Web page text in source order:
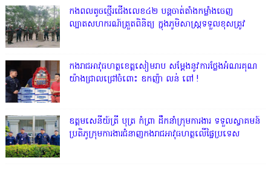
កងពលតូចថ្មើរជើងលេខ៤២ បន្តចាត់តាំងកម្លាំងចេញ
ល្បាតសហករណ៍ត្រួតពិនិត្យ ក្នុងភូមិសាស្រ្តទទួលខុសត្រូវ
កងរាជអាវុធហត្ថខេត្តសៀមរាប សម្តែងនូវការថ្លែងអំណរគុណ
យ៉ាងជ្រាលជ្រៅចំពោះ ឧកញ៉ា លន់ ពៅ !
ឧត្តមសេនីយ៍ត្រី បុត្រ កំព្រា ដឹកនាំក្រុមការងារ ទទួលស្វាគមន៍
ប្រតិភូក្រុមការងារជំនាញកងរាជអាវុធហត្ថលើផ្ទៃប្រទេស